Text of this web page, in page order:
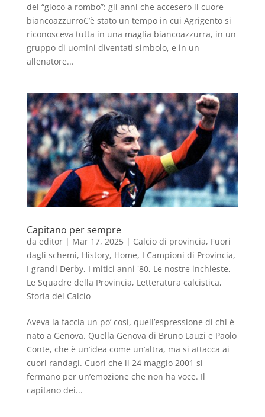
del “gioco a rombo”: gli anni che accesero il cuore
biancoazzurroC’è stato un tempo in cui Agrigento si
riconosceva tutta in una maglia biancoazzurra, in un
gruppo di uomini diventati simbolo, e in un
allenatore...
Capitano per sempre
da editor| Mar 17, 2025| Calcio di provincia, Fuori
dagli schemi, History, Home, I Campioni di Provincia,
I grandi Derby, I mitici anni '80, Le nostre inchieste,
Le Squadre della Provincia, Letteratura calcistica,
Storia del Calcio
Aveva la faccia un po’ così, quell’espressione di chi è
nato a Genova. Quella Genova di Bruno Lauzi e Paolo
Conte, che è un’idea come un’altra, ma si attacca ai
cuori randagi. Cuori che il 24 maggio 2001 si
fermano per un’emozione che non ha voce. Il
capitano dei...